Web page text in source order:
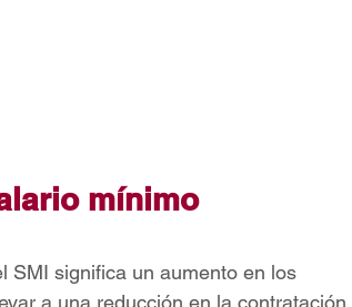
mínimo
SMI significa un aumento en los
a una reducción en la contratación